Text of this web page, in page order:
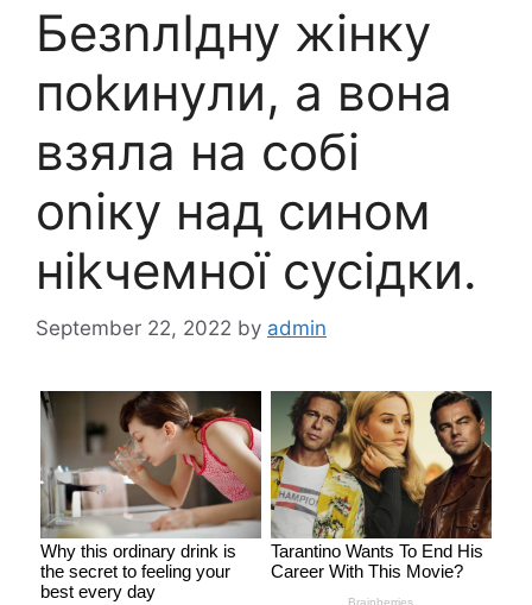
БезnлIдну жінку
поkинyли, а вона
взяла на собі
оniку над сином
ніkчeмної сусідки.
September 22, 2022 by admin